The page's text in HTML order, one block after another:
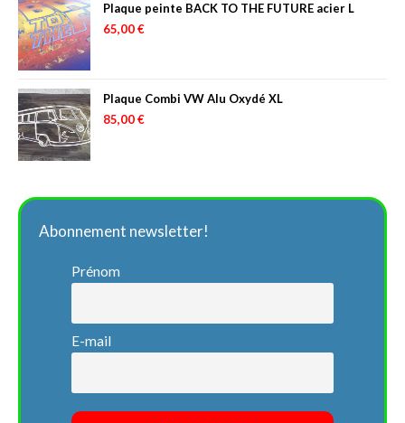
Plaque peinte BACK TO THE FUTURE acier L
65,00€
Plaque Combi VW Alu Oxydé XL
85,00€
Abonnement newsletter!
Prénom
E-mail